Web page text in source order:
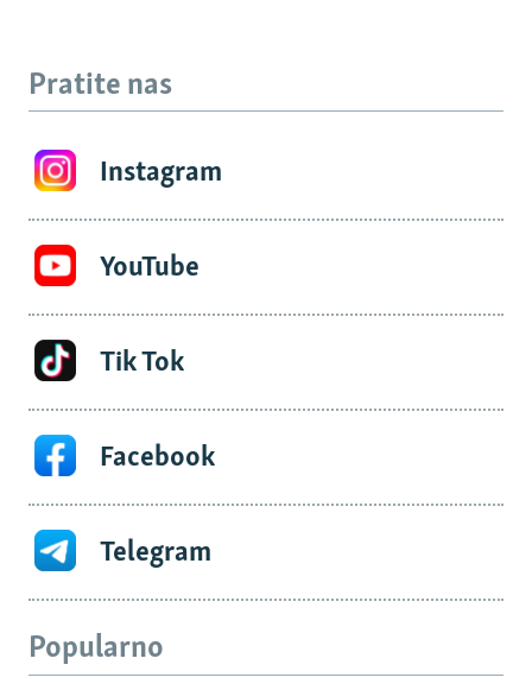
Pratite nas
Instagram
YouTube
Tik Tok
Facebook
Telegram
Popularno